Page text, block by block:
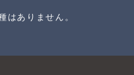
はありません。